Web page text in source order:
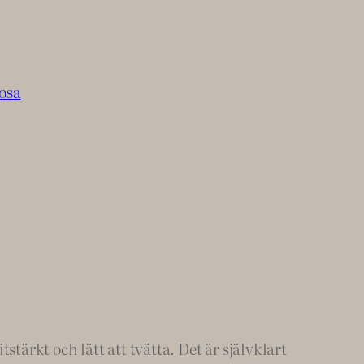
och lätt att tvätta. Det är självklart